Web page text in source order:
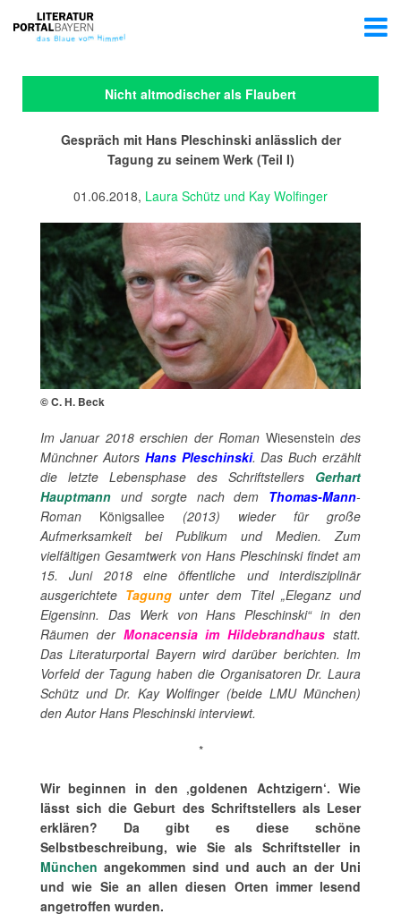
Nicht altmodischer als Flaubert
Gespräch mit Hans Pleschinski anlässlich der
Tagung zu seinem Werk (Teil I)
01.06.2018, Laura Schütz und Kay Wolfinger
© C. H. Beck
Im Januar 2018 erschien der Roman Wiesenstein des
Münchner Autors Hans Pleschinski. Das Buch erzählt
die letzte Lebensphase des Schriftstellers Gerhart
Hauptmann und sorgte nach dem Thomas-Mann-
Roman Königsallee (2013) wieder für große
Aufmerksamkeit bei Publikum und Medien. Zum
vielfältigen Gesamtwerk von Hans Pleschinski findet am
15. Juni 2018 eine öffentliche und interdisziplinär
ausgerichtete Tagungunter dem Titel „Eleganz und
Eigensinn. Das Werk von Hans Pleschinski“ in den
Räumen der Monacensia im Hildebrandhaus statt.
Das Literaturportal Bayern wird darüber berichten. Im
Vorfeld der Tagung haben die Organisatoren Dr. Laura
Schütz und Dr. Kay Wolfinger (beide LMU München)
den Autor Hans Pleschinski interviewt.
*
Wir beginnen in den ‚goldenen Achtzigern‘. Wie
lässt sich die Geburt des Schriftstellers als Leser
erklären? Da gibt es diese schöne
Selbstbeschreibung, wie Sie als Schriftsteller in
München angekommen sind und auch an der Uni
und wie Sie an allen diesen Orten immer lesend
angetroffen wurden.